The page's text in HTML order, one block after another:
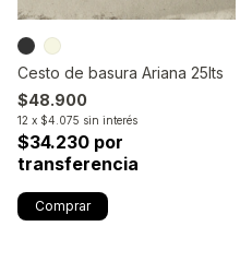
Cesto de basura Ariana 25lts
$48.900
12 x $4.075 sin interés
$34.230 por
transferencia
Comprar